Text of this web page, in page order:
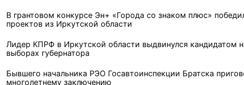
В грантовом конкурсе Эн+ «Города со знаком плюс»
проектов из Иркутской области
Лидер КПРФ в Иркутской области выдвинулся кандидатом
выборах губернатора
Бывшего начальника РЭО Госавтоинспекции Братска
многолетнему заключению